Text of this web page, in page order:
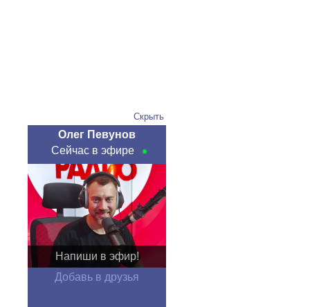
Скрыть
Олег Певунов
Сейчас в эфире
Напиши в эфир!
Добавь в друзья